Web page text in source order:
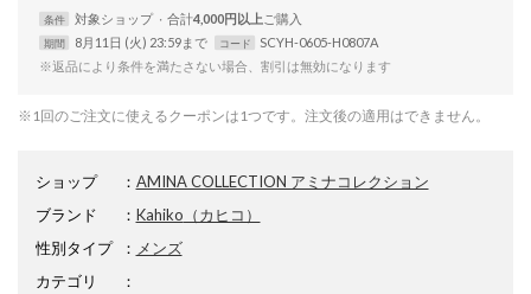
条件 対象ショップ 合計4,000円以上
期間 8月11日 (火) 23:59まで コード
SCYH-0605-H0807A
※返品により条件を満たさない場合、割引は無効になります
※1回のご注文に使えるクーポンは1つです。注文後の適用はできません。
ショップ ： AMINA COLLECTION アミナコレクション
ブランド
： Kahiko （カヒコ）
性別タイプ
： メンズ
カテゴリ
：